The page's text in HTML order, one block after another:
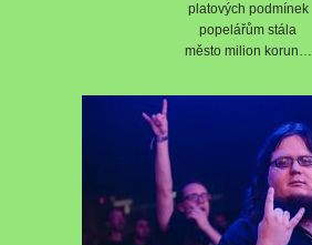
platových podmínek
popelářům stála
město milion korun…